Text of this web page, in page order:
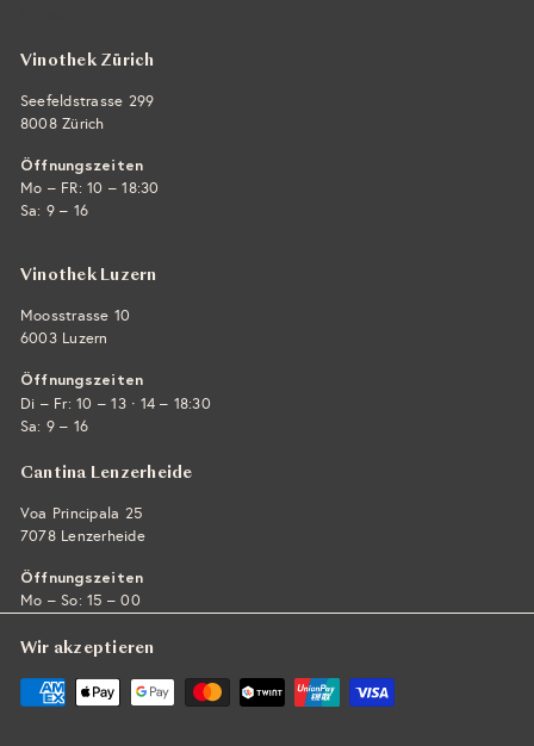
Vinothek Zürich
Seefeldstrasse 299
8008 Zürich
Öffnungszeiten
Mo – FR: 10 – 18:30
Sa: 9 – 16
Vinothek Luzern
Moosstrasse 10
6003 Luzern
Öffnungszeiten
Di – Fr: 10 – 13 · 14 – 18:30
Sa: 9 – 16
Cantina Lenzerheide
Voa Principala 25
7078 Lenzerheide
Öffnungszeiten
Mo – So: 15 – 00
Wir akzeptieren